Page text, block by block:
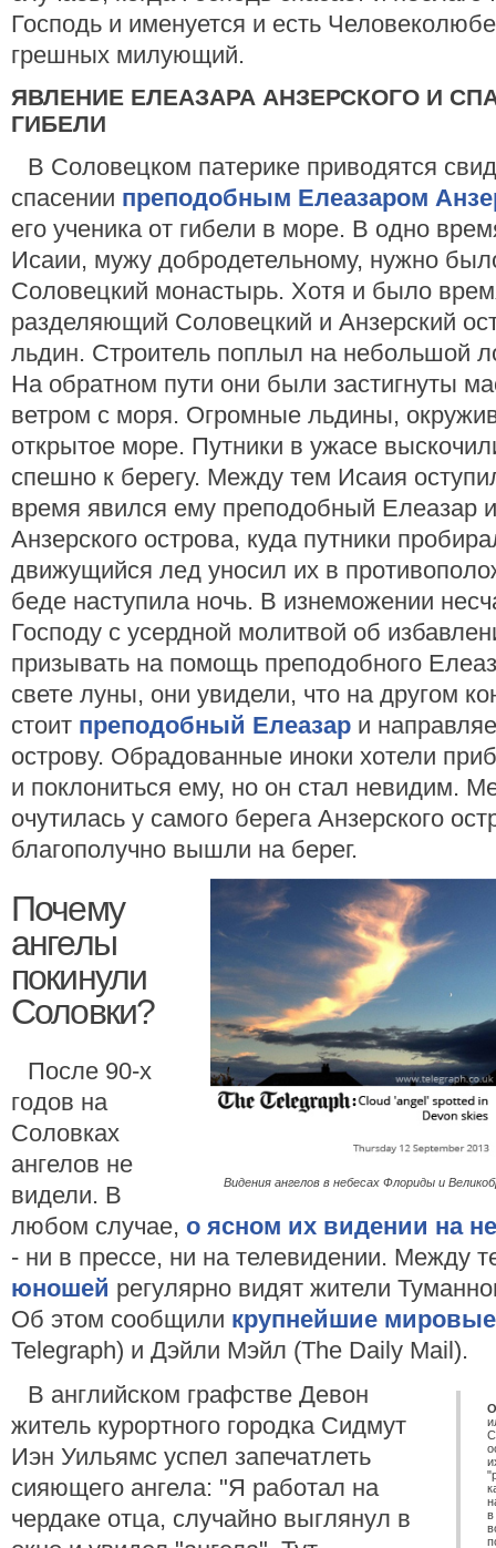
Господь и именуется и есть
грешных милующий.
ЯВЛЕНИЕ ЕЛЕАЗАРА АНЗЕРСКОГО И
ГИБЕЛИ
В Соловецком патерике приводятся
спасении преподобным Елеазаром
его ученика от гибели в море. В одно
Исаии, мужу добродетельному, нужно
Соловецкий монастырь. Хотя и было
разделяющий Соловецкий и Анзерский
льдин. Строитель поплыл на небольшой
На обратном пути они были застигнуты
ветром с моря. Огромные льдины,
открытое море. Путники в ужасе
спешно к берегу. Между тем Исаия
время явился ему преподобный Елеазар
Анзерского острова, куда путники
движущийся лед уносил их в
беде наступила ночь. В изнеможении
Господу с усердной молитвой об
призывать на помощь преподобного
свете луны, они увидели, что на другом
стоит преподобный Елеазар и
острову. Обрадованные иноки хотели
и поклониться ему, но он стал невидим.
очутилась у самого берега Анзерского
благополучно вышли на берег.
Видения ангелов в небесах Флориды и
Почему
ангелы
покинули
Соловки?
После 90-х
годов на
Соловках
ангелов не
видели. В
любом случае, о ясном их видении на
- ни в прессе, ни на телевидении. Между
юношей регулярно видят жители
Об этом сообщили крупнейшие
Telegraph) и Дэйли Мэйл (The Daily Mail).
в
В английском графстве Девон
житель курортного городка Сидмут
Иэн Уильямс успел запечатлеть
сияющего ангела: "Я работал на
чердаке отца, случайно выглянул в